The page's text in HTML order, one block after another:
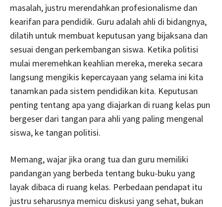
masalah, justru merendahkan profesionalisme dan
kearifan para pendidik. Guru adalah ahli di bidangnya,
dilatih untuk membuat keputusan yang bijaksana dan
sesuai dengan perkembangan siswa. Ketika politisi
mulai meremehkan keahlian mereka, mereka secara
langsung mengikis kepercayaan yang selama ini kita
tanamkan pada sistem pendidikan kita. Keputusan
penting tentang apa yang diajarkan di ruang kelas pun
bergeser dari tangan para ahli yang paling mengenal
siswa, ke tangan politisi.
Memang, wajar jika orang tua dan guru memiliki
pandangan yang berbeda tentang buku-buku yang
layak dibaca di ruang kelas. Perbedaan pendapat itu
justru seharusnya memicu diskusi yang sehat, bukan